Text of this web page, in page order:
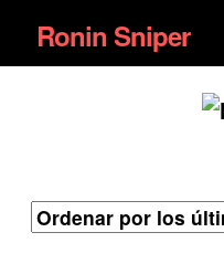
Ir
a
Ir
al
Ronin Sniper
RIFLES DEPORTIVOS